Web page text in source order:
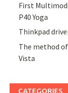
First
P40 Yoga
Thinkpad
The method
Vista
CATEGORIES